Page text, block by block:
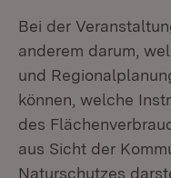
Bei der
anderem darum,
und
können, welche
des
aus Sicht der
Naturschutzes